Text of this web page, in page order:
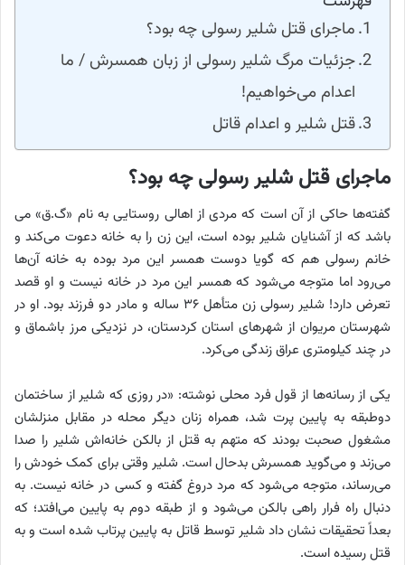
ماجرای قتل شلیر رسولی چه بود؟
جزئیات مرگ شلیر رسولی از زبان همسرش / ما
اعدام می‌خواهیم!
قتل شلیر و اعدام قاتل
ماجرای قتل شلیر رسولی چه بود؟
گفته‌ها حاکی از آن است که مردی از اهالی روستایی به نام «گ.ق» می
باشد که از آشنایان شلیر بوده است، این زن را به خانه دعوت می‌کند و
خانم رسولی هم که گویا دوست همسر این مرد بوده به خانه آن‌ها
می‌رود اما متوجه می‌شود که همسر این مرد در خانه نیست و او قصد
تعرض دارد! شلیر رسولی زن متأهل ۳۶ ساله و مادر دو فرزند بود. او در
شهرستان مریوان از شهرهای استان کردستان، در نزدیکی مرز باشماق و
در چند کیلومتری عراق زندگی می‌کرد.
یکی از رسانه‌ها از قول فرد محلی نوشته: «در روزی که شلیر از ساختمان
دوطبقه به پایین پرت شد، همراه زنان دیگر محله در مقابل منزلشان
مشغول صحبت بودند که متهم به قتل از بالکن خانه‌اش شلیر را صدا
می‌زند و می‌گوید همسرش بدحال است. شلیر وقتی برای کمک خودش را
می‌رساند، متوجه می‌شود که مرد دروغ گفته و کسی در خانه نیست. به
دنبال راه فرار راهی بالکن می‌شود و از طبقه دوم به پایین می‌افتد؛ که
بعداً تحقیقات نشان داد شلیر توسط قاتل به پایین پرتاب شده است و به
قتل رسیده است.